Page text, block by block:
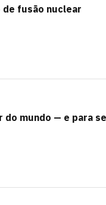
de fusão nuclear
do mundo — e para